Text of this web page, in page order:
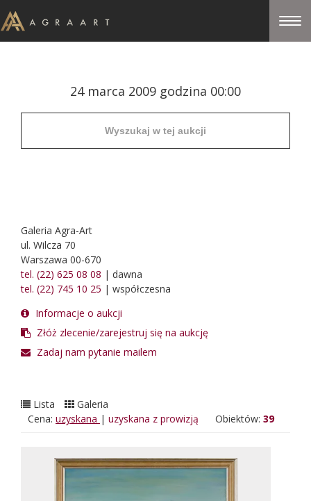
24 marca 2009 godzina 00:00
Galeria Agra-Art
ul. Wilcza 70
Warszawa 00-670
tel. (22) 625 08 08 | dawna
tel. (22) 745 10 25 | współczesna
Informacje o aukcji
Złóż zlecenie/zarejestruj się na aukcję
Zadaj nam pytanie mailem
Lista
Galeria
Cena: uzyskana | uzyskana z prowizją Obiektów: 39